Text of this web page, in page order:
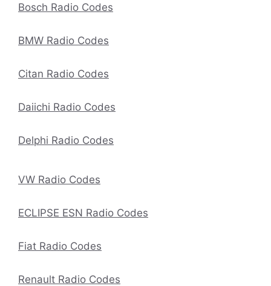
Bosch Radio Codes
BMW Radio Codes
Citan Radio Codes
Daiichi Radio Codes
Delphi Radio Codes
VW Radio Codes
ECLIPSE ESN Radio Codes
Fiat Radio Codes
Renault Radio Codes